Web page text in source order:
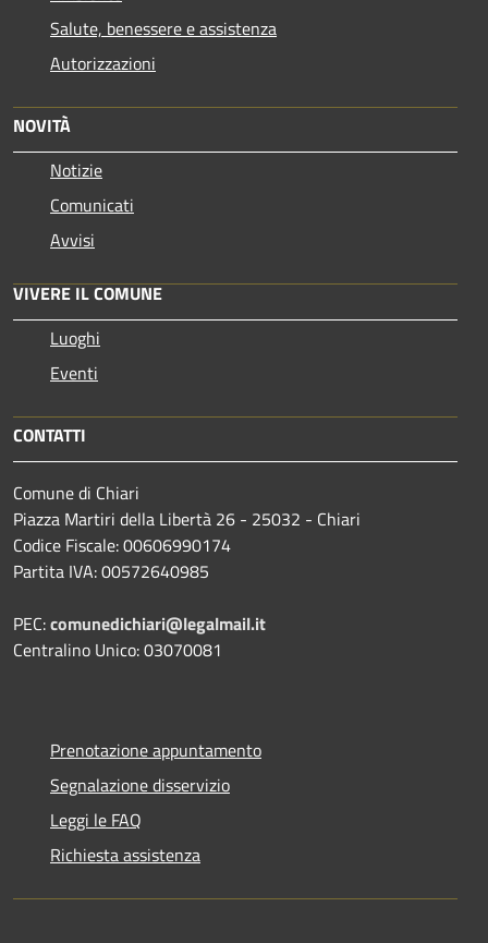
Salute, benessere e assistenza
Autorizzazioni
NOVITÀ
Notizie
Comunicati
Avvisi
VIVERE IL COMUNE
Luoghi
Eventi
CONTATTI
Comune di Chiari
Piazza Martiri della Libertà 26 - 25032 - Chiari
Codice Fiscale: 00606990174
Partita IVA: 00572640985
PEC:comunedichiari@legalmail.it
Centralino Unico: 03070081
Prenotazione appuntamento
Segnalazione disservizio
Leggi le FAQ
Richiesta assistenza